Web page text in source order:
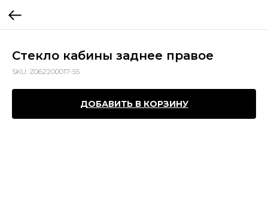
Стекло кабины заднее правое
SKU: Z062200017-55
ДОБАВИТЬ В КОРЗИНУ